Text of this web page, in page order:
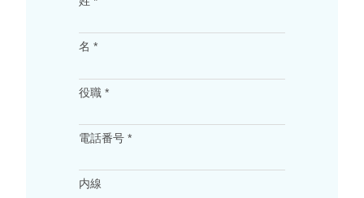
名 *
役職 *
電話番号 *
内線